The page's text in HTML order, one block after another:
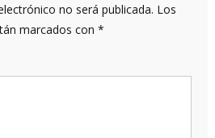
no será publicada. Los
marcados con *